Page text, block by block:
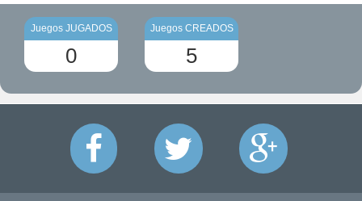
Juegos JUGADOS
0
Juegos CREADOS
5